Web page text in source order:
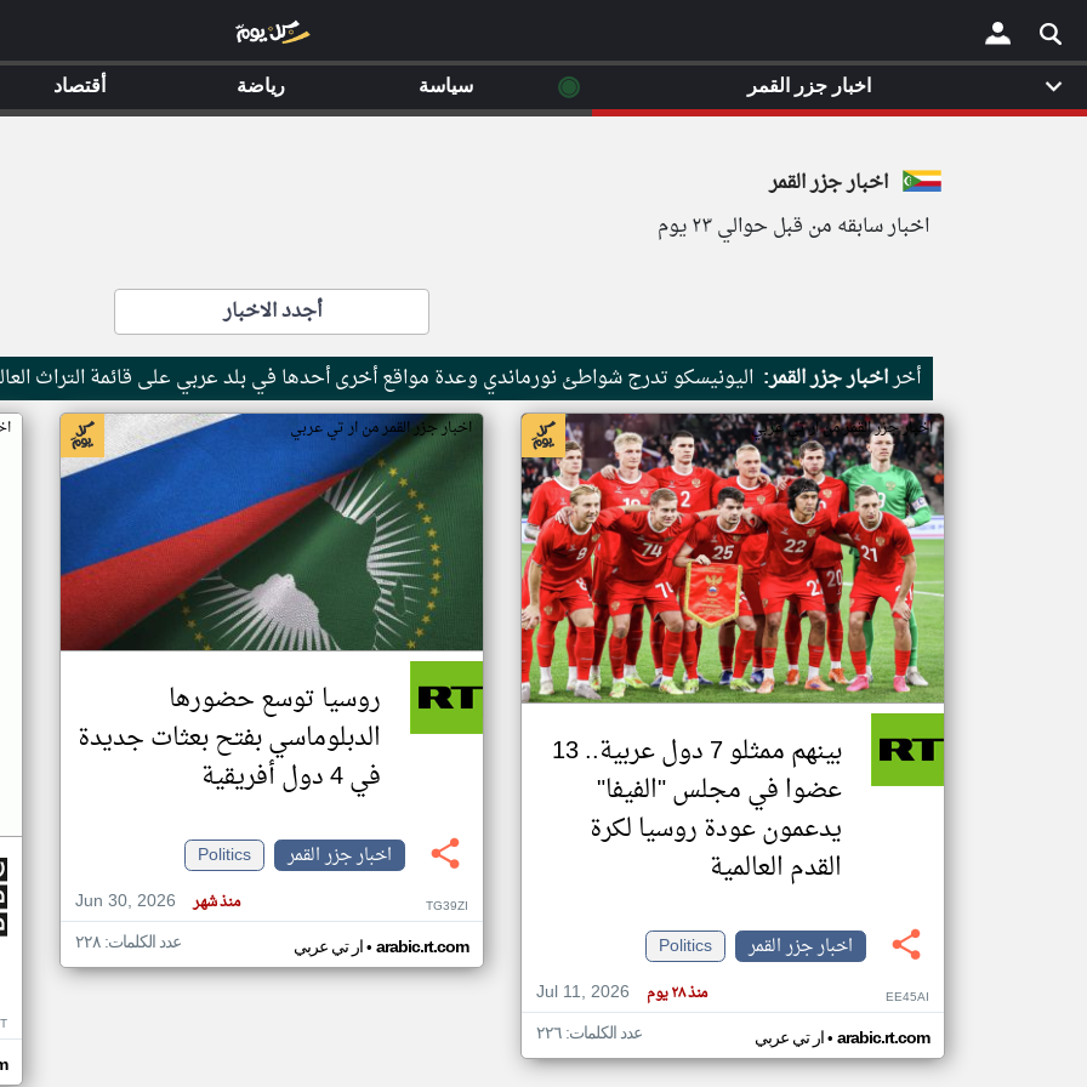
×
اخبار جزر القمر
اخبار سابقه من قبل حوالي ٢٣ يوم
أجدد الاخبار
أخراخبار جزر القمر: اليونيسكو تدرج شواطئ نورماندي وعدة مواقع أخرى أحدها في بلد عربي على قائمة التراث
اخبار جزر القمر من ار تي عربي
بينهم ممثلو 7 دول عربية.. 13
عضوا في مجلس "الفيفا"
يدعمون عودة روسيا لكرة
القدم العالمية
اخبار جزر القمر
Politics
Jul 11, 2026
منذ ٢٨ يوم EE45AI
ار تي عربي• arabic.rt.com عدد الكلمات: ٢٢٦
اخبار جزر القمر من ار تي عربي
روسيا توسع حضورها
الدبلوماسي بفتح بعثات جديدة
في 4 دول أفريقية
اخبار جزر القمر
Politics
Jun 30, 2026
منذ شهر TG39ZI
ار تي عربي• arabic.rt.com عدد الكلمات: ٢٢٨
اخبار جزر القمر ◉ سياسة رياضة أقتصاد